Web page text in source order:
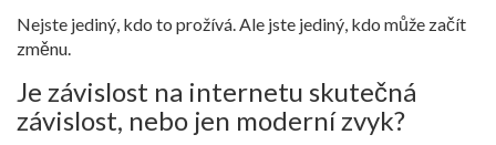
Nejste jediný, kdo to prožívá. Ale jste jediný, kdo může začít
změnu.
Je závislost na internetu skutečná
závislost, nebo jen moderní zvyk?